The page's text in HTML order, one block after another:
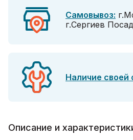
Самовывоз:
г.Сергиев
Наличие своей
Описание и